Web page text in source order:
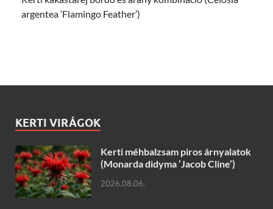
argentea ‘Flamingo Feather’)
KERTI VIRÁGOK
Kerti méhbalzsam piros árnyalatok
(Monarda didyma ‘Jacob Cline’)
2026.08.06.